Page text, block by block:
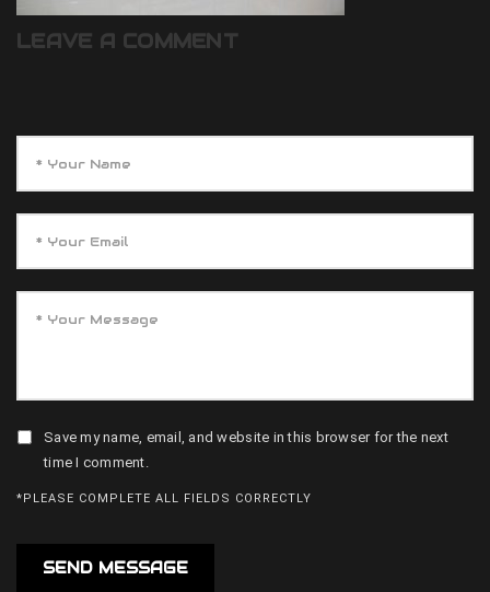
LEAVE A COMMENT
Save my name, email, and website in this browser for the next
time I comment.
*PLEASE COMPLETE ALL FIELDS CORRECTLY